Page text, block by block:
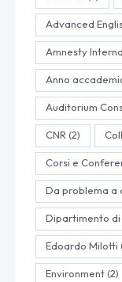
Advanced
Amnesty
Anno
Auditorium
CNR (2)
Corsi e
Da problema a
Dipartimento di
Edoardo Milotti
Environment(2)